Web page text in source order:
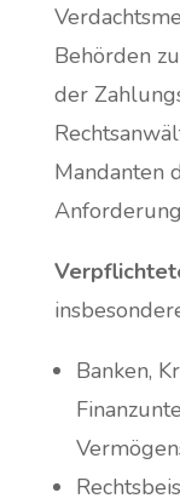
Behörden
der
Mandanten
Banken,